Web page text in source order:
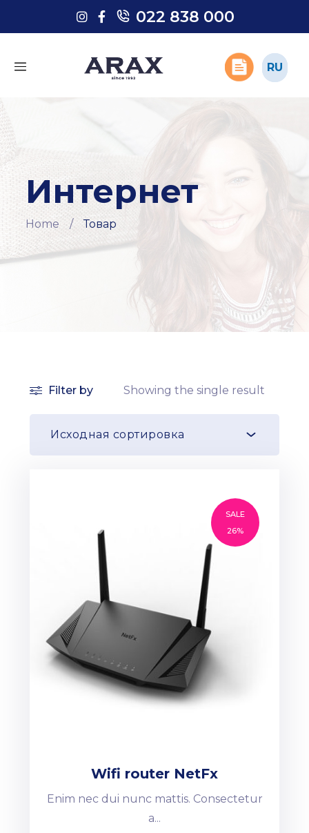
022 838 000
RU
022 838 000
RU
Интернет
Home / Товар
Filter by Showing the single result
Исходная сортировка
SALE
26%
Wifi router NetFx
Enim nec dui nunc mattis. Consectetur
a...